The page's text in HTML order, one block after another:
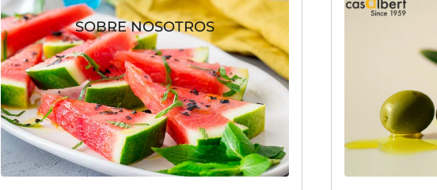
SOBRE NOSOTROS